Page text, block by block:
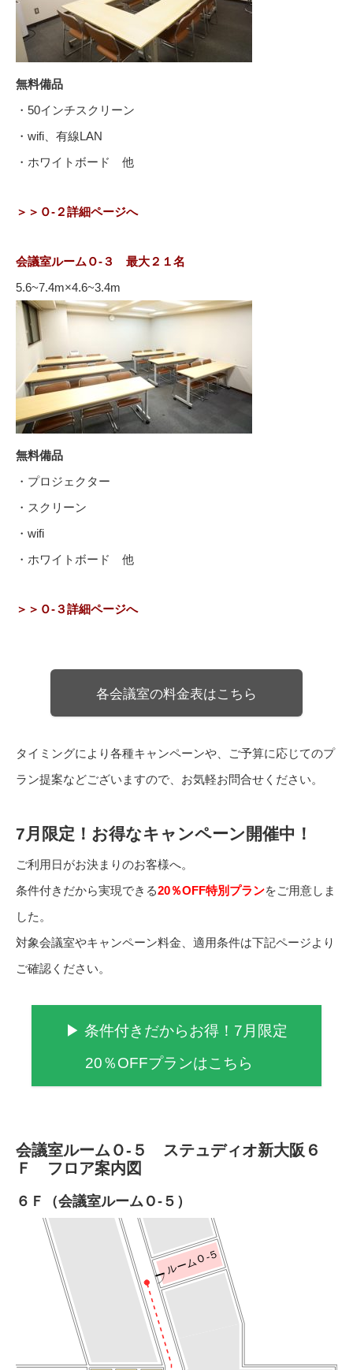
無料備品
・50インチスクリーン
・wifi、有線LAN
・ホワイトボード 他
＞＞Ｏ-２詳細ページへ
会議室ルームＯ-３ 最大２１名
5.6~7.4m×4.6~3.4m
無料備品
・プロジェクター
・スクリーン
・wifi
・ホワイトボード 他
＞＞Ｏ-３詳細ページへ
各会議室の料金表はこちら
タイミングにより各種キャンペーンや、ご予算に応じてのプ
ラン提案などございますので、お気軽お問合せください。
7月限定！お得なキャンペーン開催中！
ご利用日がお決まりのお客様へ。
条件付きだから実現できる20％OFF特別プランをご用意しま
した。
対象会議室やキャンペーン料金、適用条件は下記ページより
ご確認ください。
▶ 条件付きだからお得！7月限定
20％OFFプランはこちら
会議室ルームＯ-５ ステュディオ新大阪６
Ｆ フロア案内図
６Ｆ（会議室ルームＯ-５）